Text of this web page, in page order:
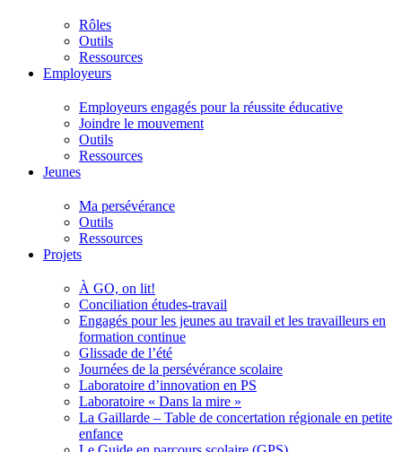
Rôles
Outils
Ressources
Employeurs
Employeurs engagés pour la réussite éducative
Joindre le mouvement
Outils
Ressources
Jeunes
Ma persévérance
Outils
Ressources
Projets
À GO, on lit!
Conciliation études-travail
Engagés pour les jeunes au travail et les travailleurs en
formation continue
Glissade de l’été
Journées de la persévérance scolaire
Laboratoire d’innovation en PS
Laboratoire « Dans la mire »
La Gaillarde – Table de concertation régionale en petite
enfance